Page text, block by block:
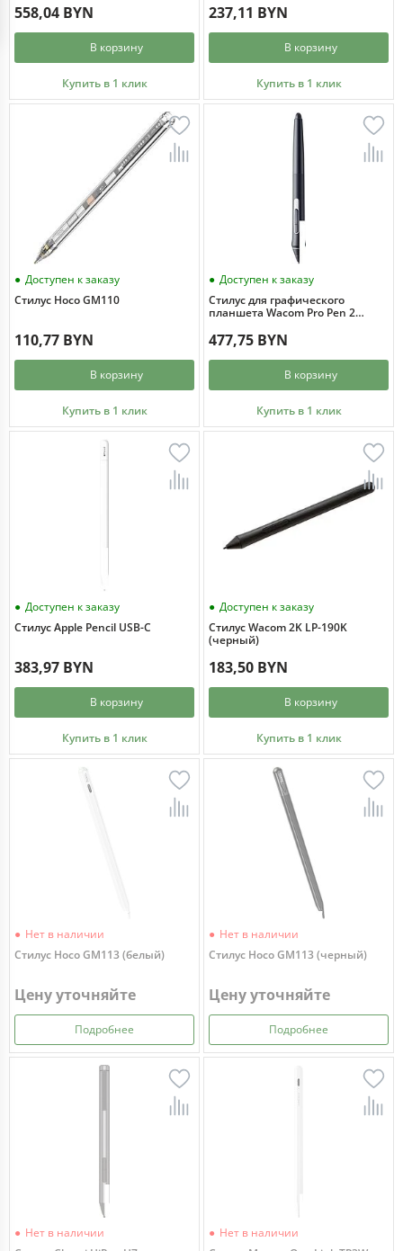
558,04 BYN
В корзину
Купить в 1 клик
237,11 BYN
В корзину
Купить в 1 клик
Доступен к заказу
Стилус Hoco GM110
110,77 BYN
В корзину
Купить в 1 клик
Доступен к заказу
Стилус для графического
планшета Wacom Pro Pen 2
477,75 BYN
В корзину
Купить в 1 клик
Доступен к заказу
Стилус Apple Pencil USB-C
383,97 BYN
В корзину
Купить в 1 клик
Доступен к заказу
Стилус Wacom 2K LP-190K
(черный)
183,50 BYN
В корзину
Купить в 1 клик
Нет в наличии
Стилус Hoco GM113 (белый)
Цену уточняйте
Подробнее
Нет в наличии
Стилус Hoco GM113 (черный)
Цену уточняйте
Подробнее
Нет в наличии
Нет в наличии